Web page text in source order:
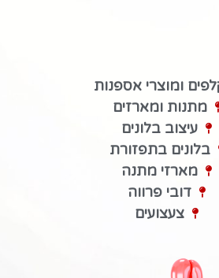
ומוצרי אספנות
מתנות ומארזים
עיצוב בלונים
בלונים בתפזורת
מארזי מתנה
דובי פרווה
צעצועים